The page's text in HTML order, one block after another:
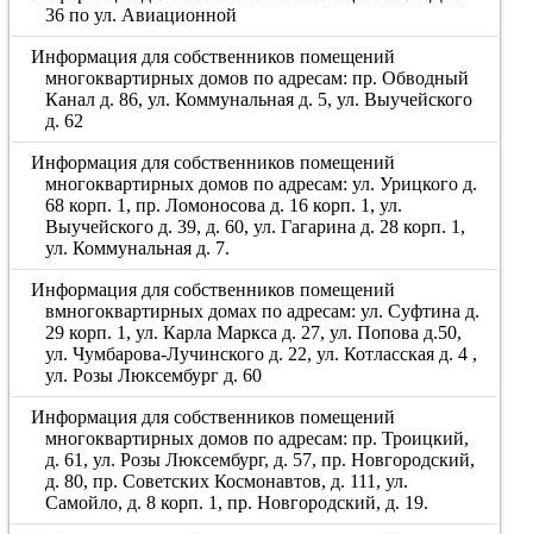
36 по ул. Авиационной
Информация для собственников помещений
многоквартирных домов по адресам: пр. Обводный
Канал д. 86, ул. Коммунальная д. 5, ул. Выучейского
д. 62
Информация для собственников помещений
многоквартирных домов по адресам: ул. Урицкого д.
68 корп. 1, пр. Ломоносова д. 16 корп. 1, ул.
Выучейского д. 39, д. 60, ул. Гагарина д. 28 корп. 1,
ул. Коммунальная д. 7.
Информация для собственников помещений
вмногоквартирных домах по адресам: ул. Суфтина д.
29 корп. 1, ул. Карла Маркса д. 27, ул. Попова д.50,
ул. Чумбарова-Лучинского д. 22, ул. Котласская д. 4 ,
ул. Розы Люксембург д. 60
Информация для собственников помещений
многоквартирных домов по адресам: пр. Троицкий,
д. 61, ул. Розы Люксембург, д. 57, пр. Новгородский,
д. 80, пр. Советских Космонавтов, д. 111, ул.
Самойло, д. 8 корп. 1, пр. Новгородский, д. 19.